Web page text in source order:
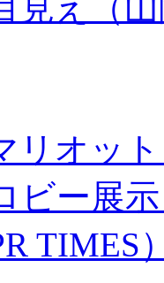
見え（
リオッ
ビー展
TIMES